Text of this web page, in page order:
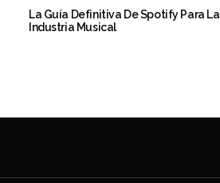
La Guía Definitiva De Spotify Para La
Industria Musical